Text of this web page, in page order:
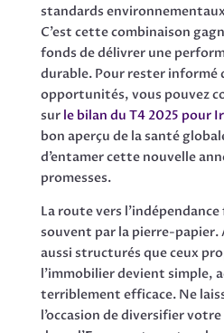
standards
C’est cette combinaison
fonds de délivrer une
durable. Pour rester informé
opportunités, vous pouvez
sur le bilan du T4 2025 pour
bon aperçu de la santé
d’entamer cette nouvelle
promesses.
La route vers
souvent par la pierre-papier.
aussi structurés que ceux
l’immobilier devient simple,
terriblement efficace. Ne
l’occasion de diversifier